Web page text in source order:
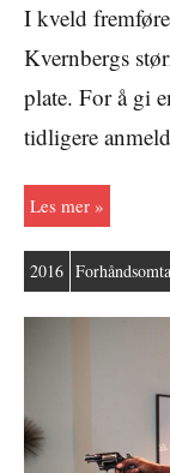
I kveld
Kvernbergs
plate. For å gi
tidligere
Les mer
2016